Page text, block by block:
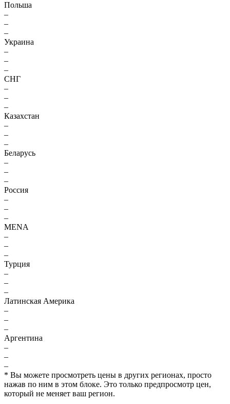
Польша
–
–
–
Украина
–
–
–
СНГ
–
–
–
Казахстан
–
–
–
Беларусь
–
–
–
Россия
–
–
–
MENA
–
–
–
Турция
–
–
–
Латинская Америка
–
–
–
Аргентина
–
–
–
* Вы можете просмотреть цены в других регионах, просто
нажав по ним в этом блоке. Это только предпросмотр цен,
который не меняет ваш регион.